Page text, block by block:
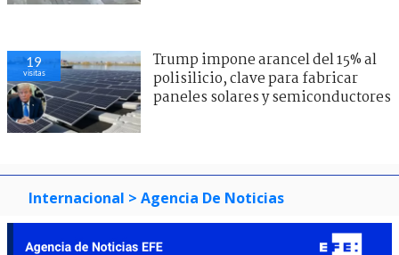
19
visitas
Trump impone arancel del 15% al
polisilicio, clave para fabricar
paneles solares y semiconductores
Internacional > Agencia De Noticias